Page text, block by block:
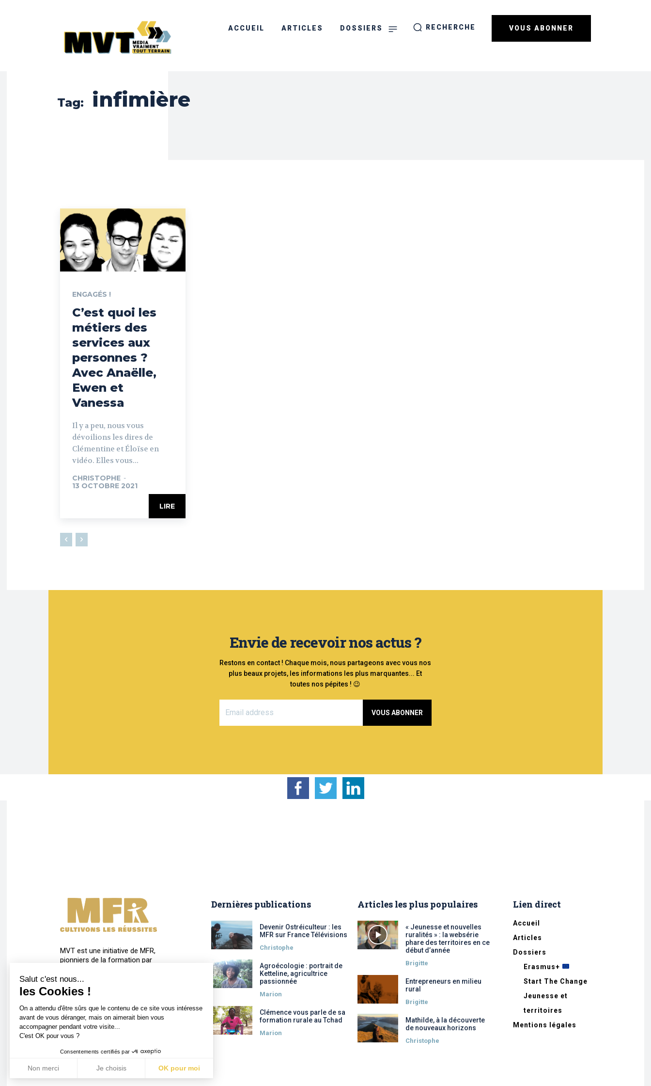
ACCUEIL ARTICLES DOSSIERS RECHERCHE VOUS ABONNER
Tag: infimière
ENGAGÉS !
C’est quoi les
métiers des
services aux
personnes ?
Avec Anaëlle,
Ewen et
Vanessa
Il y a peu, nous vous
dévoilions les dires de
Clémentine et Éloïse en
vidéo. Elles vous...
CHRISTOPHE -
13 OCTOBRE 2021
LIRE
Envie de recevoir nos actus ?
Restons en contact ! Chaque mois, nous partageons avec vous nos
plus beaux projets, les informations les plus marquantes... Et
toutes nos pépites ! 😉
VOUS ABONNER
MVT est une initiative de MFR,
pionniers de la formation par
formations supérieures.
Dernières publications
Devenir Ostréiculteur : les
MFR sur France Télévisions
Christophe
Agroécologie : portrait de
Ketteline, agricultrice
passionnée
Marion
Clémence vous parle de sa
formation rurale au Tchad
Marion
Articles les plus populaires
« Jeunesse et nouvelles
ruralités » : la websérie
phare des territoires en ce
début d’année
Brigitte
Entrepreneurs en milieu
rural
Brigitte
Mathilde, à la découverte
de nouveaux horizons
Christophe
Lien direct
Accueil
Articles
Dossiers
Erasmus+
Start The Change
Jeunesse et
territoires
Mentions légales
Salut c'est nous...
les Cookies !
On a attendu d'être sûrs que le contenu de ce site vous intéresse
avant de vous déranger, mais on aimerait bien vous
accompagner pendant votre visite...
C'est OK pour vous ?
Consentements certifiés par
Non merci Je choisis
OK pour moi